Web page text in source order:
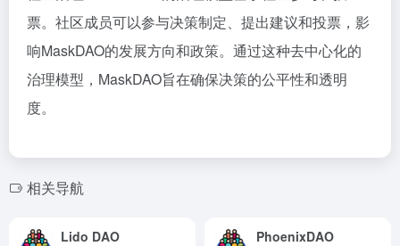
票。社区成员可以参与决策制定、提出建议和投票，影
响MaskDAO的发展方向和政策。通过这种去中心化的
治理模型，MaskDAO旨在确保决策的公平性和透明
度。
相关导航
Lido DAO PhoenixDAO